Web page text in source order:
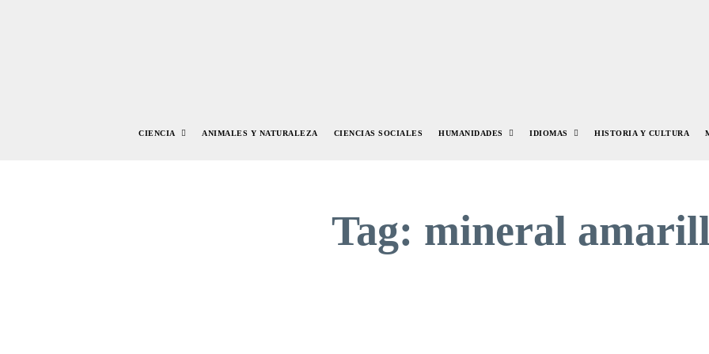
CIENCIA ANIMALES Y NATURALEZA CIENCIAS SOCIALES HUMANIDADES IDIOMAS HISTORIA Y CULTURA
Tag: mineral